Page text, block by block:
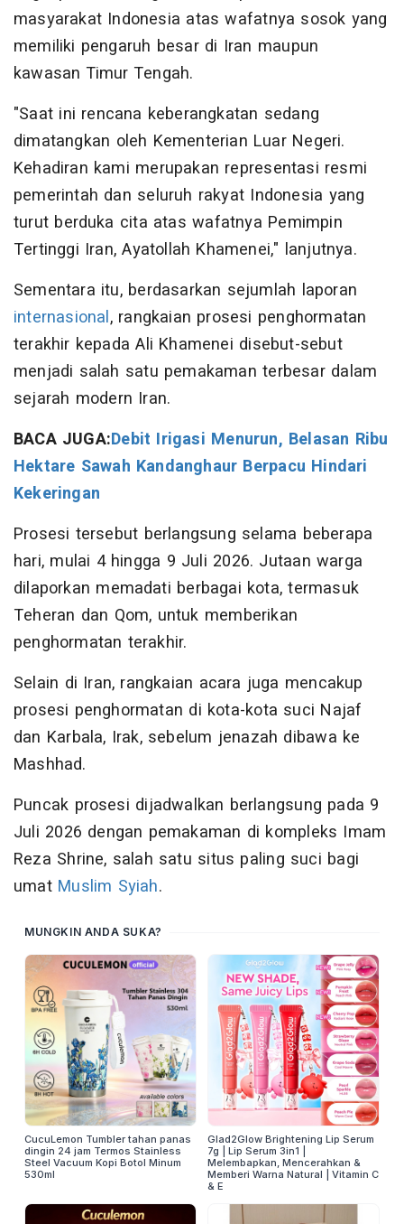
masyarakat Indonesia atas wafatnya sosok yang
memiliki pengaruh besar di Iran maupun
kawasan Timur Tengah.
"Saat ini rencana keberangkatan sedang
dimatangkan oleh Kementerian Luar Negeri.
Kehadiran kami merupakan representasi resmi
pemerintah dan seluruh rakyat Indonesia yang
turut berduka cita atas wafatnya Pemimpin
Tertinggi Iran, Ayatollah Khamenei," lanjutnya.
Sementara itu, berdasarkan sejumlah laporan
internasional, rangkaian prosesi penghormatan
terakhir kepada Ali Khamenei disebut-sebut
menjadi salah satu pemakaman terbesar dalam
sejarah modern Iran.
BACA JUGA:Debit Irigasi Menurun, Belasan Ribu
Hektare Sawah Kandanghaur Berpacu Hindari
Kekeringan
Prosesi tersebut berlangsung selama beberapa
hari, mulai 4 hingga 9 Juli 2026. Jutaan warga
dilaporkan memadati berbagai kota, termasuk
Teheran dan Qom, untuk memberikan
penghormatan terakhir.
Selain di Iran, rangkaian acara juga mencakup
prosesi penghormatan di kota-kota suci Najaf
dan Karbala, Irak, sebelum jenazah dibawa ke
Mashhad.
Puncak prosesi dijadwalkan berlangsung pada 9
Juli 2026 dengan pemakaman di kompleks Imam
Reza Shrine, salah satu situs paling suci bagi
umat Muslim Syiah.